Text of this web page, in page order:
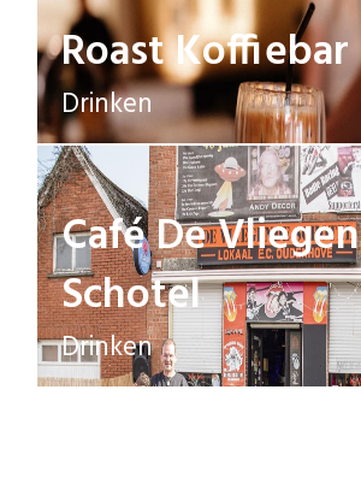
Roast Koffiebar
Drinken
Café De
Schotel
Drinken